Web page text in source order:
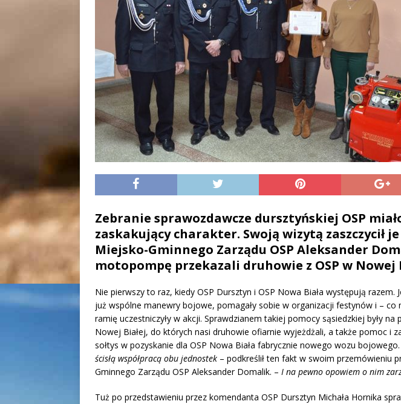
Zebranie sprawozdawcze dursztyńskiej OSP
zaskakujący charakter. Swoją wizytą zaszczycił
Miejsko-Gminnego Zarządu OSP Aleksander
motopompę przekazali druhowie z OSP w Nowej
Nie pierwszy to raz, kiedy OSP Dursztyn i OSP Nowa Biała występują razem.
już wspólne manewry bojowe, pomagały sobie w organizacji festynów i – co
ramię uczestniczyły w akcji. Sprawdzianem takiej pomocy sąsiedzkiej były
Nowej Białej, do których nasi druhowie ofiarnie wyjeżdżali, a także pomoc i
sołtys w pozyskanie dla OSP Nowa Biała fabrycznie nowego wozu
ścisłą współpracą obu jednostek – podkreślił ten fakt w swoim przemówieniu
Gminnego Zarządu OSP Aleksander Domalik. – I na pewno opowiem o nim
Tuż po przedstawieniu przez komendanta OSP Dursztyn Michała Hornika